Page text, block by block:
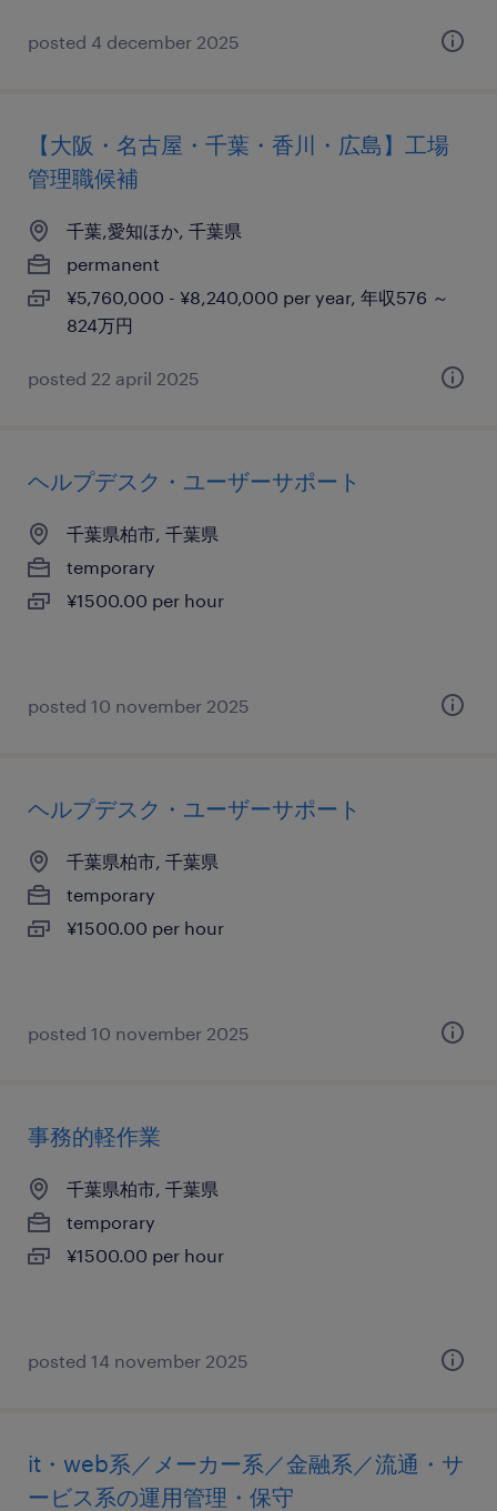
posted 4 december 2025
【大阪・名古屋・千葉・香川・広島】工場
管理職候補
千葉,愛知ほか, 千葉県
permanent
¥5,760,000 - ¥8,240,000 per year, 年収576 ～
824万円
posted 22 april 2025
ヘルプデスク・ユーザーサポート
千葉県柏市, 千葉県
temporary
¥1500.00 per hour
posted 10 november 2025
ヘルプデスク・ユーザーサポート
千葉県柏市, 千葉県
temporary
¥1500.00 per hour
posted 10 november 2025
事務的軽作業
千葉県柏市, 千葉県
temporary
¥1500.00 per hour
posted 14 november 2025
it・web系／メーカー系／金融系／流通・サ
ービス系の運用管理・保守